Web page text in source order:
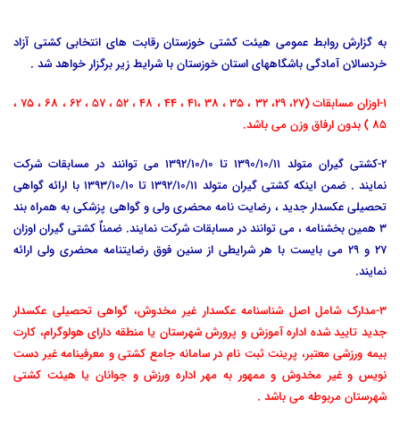
به گزارش روابط عمومی هیئت کشتی خوزستان رقابت های انتخابی کشتی آزاد
خردسالان آمادگی باشگاههای استان خوزستان با شرایط زیر برگزار خواهد شد .
1-اوزان مسابقات
(27، 29، 32 ، 35 ، 38 ،41 ، 44 ، 48 ، 52 ، 57 ، 62 ، 68 ، 75 ،
85 ) بد
ون ارفاق وزن می باشد.
2-کشتی گیران متولد 1390/10/11 تا 1392/10/10 می توانند در مسابقات شرکت
نمایند . ضمن اینکه کشتی گیران متولد 1392/10/11 تا 1393/10/10 با ارائه گواهی
تحصیلی عکسدار جدید ، رضایت نامه محضری ولی و گواهی پزشکی به همراه بند
3 همین بخشنامه ، می توانند در مسابقات شرکت نمایند. ضمناٌ کشتی گیران اوزان
27 و 29 می بایست با هر شرایطی از سنین فوق رضایتنامه محضری ولی ارائه
نمایند.
3-مدارک شامل اصل شناسنامه عکسدار غیر مخدوش، گواهی تحصیلی عکسدار
جدید تایید شده اداره آموزش و پرورش شهرستان یا منطقه دارای هولوگرام، کارت
بیمه ورزشی معتبر، پرینت ثبت نام در سامانه جامع کشتی و معرفینامه غیر دست
نویس و غیر مخدوش و ممهور به مهر اداره ورزش و جوانان یا هیئت کشتی
شهرستان مربوطه می باشد .